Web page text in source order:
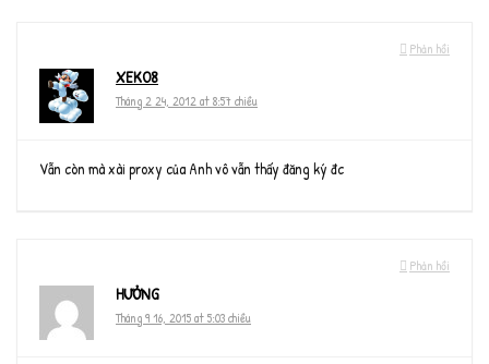
Phản hồi
XEKO8
Tháng 2 24, 2012 at 8:57 chiều
Vẫn còn mà xài proxy của Anh vô vẫn thấy đăng ký đc
Phản hồi
HƯỞNG
Tháng 9 16, 2015 at 5:03 chiều